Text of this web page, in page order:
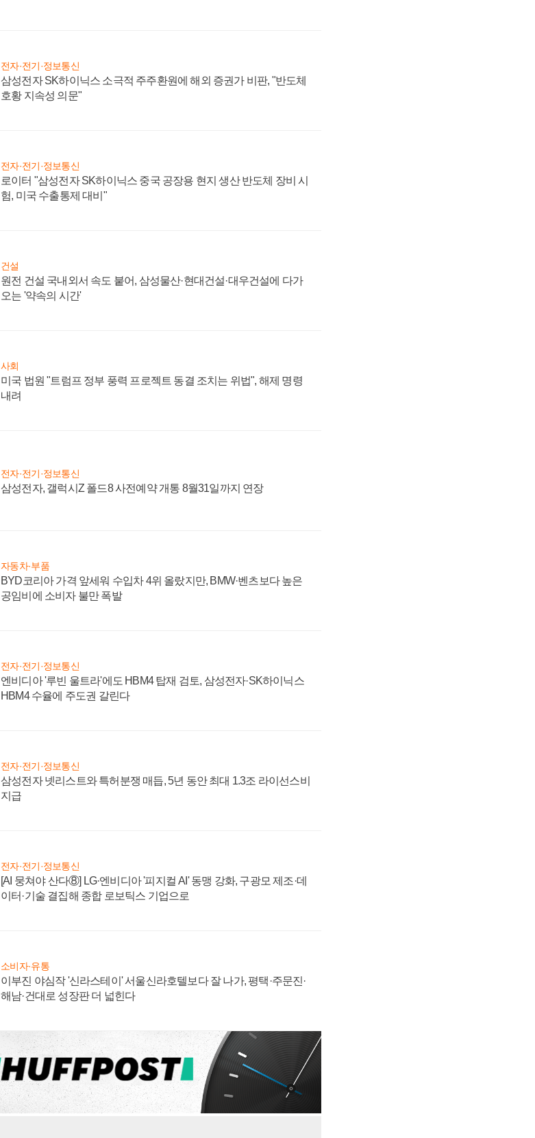
전자·전기·정보통신
삼성전자 SK하이닉스 소극적 주주환원에 해외 증권가 비판, "반도체
호황 지속성 의문"
전자·전기·정보통신
로이터 "삼성전자 SK하이닉스 중국 공장용 현지 생산 반도체 장비 시
험, 미국 수출통제 대비"
건설
원전 건설 국내외서 속도 붙어, 삼성물산·현대건설·대우건설에 다가
오는 '약속의 시간'
사회
미국 법원 "트럼프 정부 풍력 프로젝트 동결 조치는 위법", 해제 명령
내려
전자·전기·정보통신
삼성전자, 갤럭시Z 폴드8 사전예약 개통 8월31일까지 연장
자동차·부품
BYD코리아 가격 앞세워 수입차 4위 올랐지만, BMW·벤츠보다 높은
공임비에 소비자 불만 폭발
전자·전기·정보통신
엔비디아 '루빈 울트라'에도 HBM4 탑재 검토, 삼성전자·SK하이닉스
HBM4 수율에 주도권 갈린다
전자·전기·정보통신
삼성전자 넷리스트와 특허분쟁 매듭, 5년 동안 최대 1.3조 라이선스비
지급
전자·전기·정보통신
[AI 뭉쳐야 산다⑧] LG·엔비디아 '피지컬 AI' 동맹 강화, 구광모 제조·데
이터·기술 결집해 종합 로보틱스 기업으로
소비자·유통
이부진 야심작 '신라스테이' 서울신라호텔보다 잘 나가, 평택·주문진·
해남·건대로 성장판 더 넓힌다